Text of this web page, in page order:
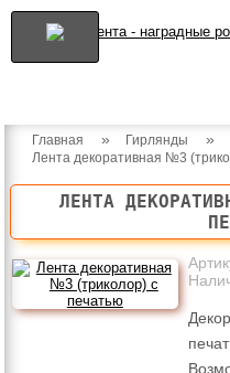
Главная » Гирлянды »
Лента декоративная №3
ЛЕНТА